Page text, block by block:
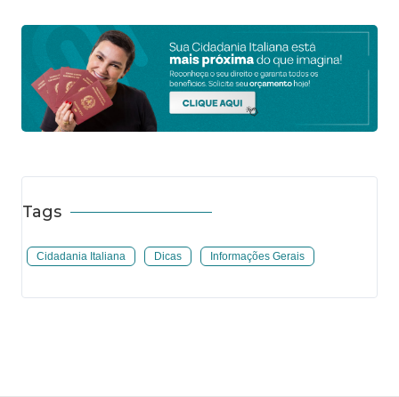
Tags
Cidadania Italiana Dicas Informações Gerais